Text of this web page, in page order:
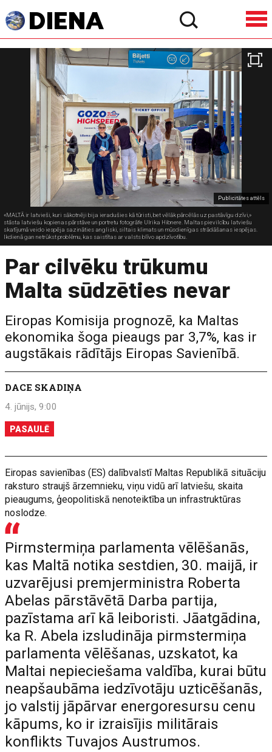
Publicitātes attēls
«MALTĀ ir latvieši, kuri sākotnēji bija ieradušies kā tūristi, bet vēlāk pārcēlās uz pastāvīgu dzīvi,»
stāsta latviešu kopienas pārstāve un portretu fotogrāfe Ulrika Hibnere. Maltas pievilcību latviešu
skatījumā veido iespēja sazināties angliski, siltais klimats un mūsdienīgas strādāšanas iespējas.
Ikdienā gan netrūkst problēmu, kas saistītas ar valsts blīvo apdzīvotību.
Par cilvēku trūkumu
Malta sūdzēties nevar
Eiropas Komisija prognozē, ka Maltas
ekonomika šoga pieaugs par 3,7%, kas ir
augstākais rādītājs Eiropas Savienībā.
DACE SKADIŅA
4. jūnijs, 9:00
PASAULĒ
Eiropas savienības (ES) dalībvalstī Maltas Republikā situāciju
raksturo straujš ārzemnieku, viņu vidū arī latviešu, skaita
pieaugums, ģeopolitiskā nenoteiktība un infrastruktūras
noslodze.
Pirmstermiņa parlamenta vēlēšanās,
kas Maltā notika sestdien, 30. maijā, ir
uzvarējusi premjerministra Roberta
Abelas pārstāvētā Darba partija,
pazīstama arī kā leiboristi. Jāatgādina,
ka R. Abela izsludināja pirmstermiņa
parlamenta vēlēšanas, uzskatot, ka
Maltai nepieciešama valdība, kurai būtu
neapšaubāma iedzīvotāju uzticēšanās,
jo valstij jāpārvar energoresursu cenu
kāpums, ko ir izraisījis militārais
konflikts Tuvajos Austrumos.